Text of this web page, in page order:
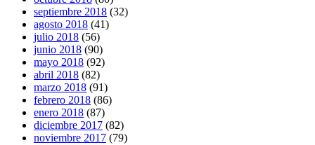
septiembre 2018 (32)
agosto 2018 (41)
julio 2018 (56)
junio 2018 (90)
mayo 2018 (92)
abril 2018 (82)
marzo 2018 (91)
febrero 2018 (86)
enero 2018 (87)
diciembre 2017 (82)
noviembre 2017 (79)